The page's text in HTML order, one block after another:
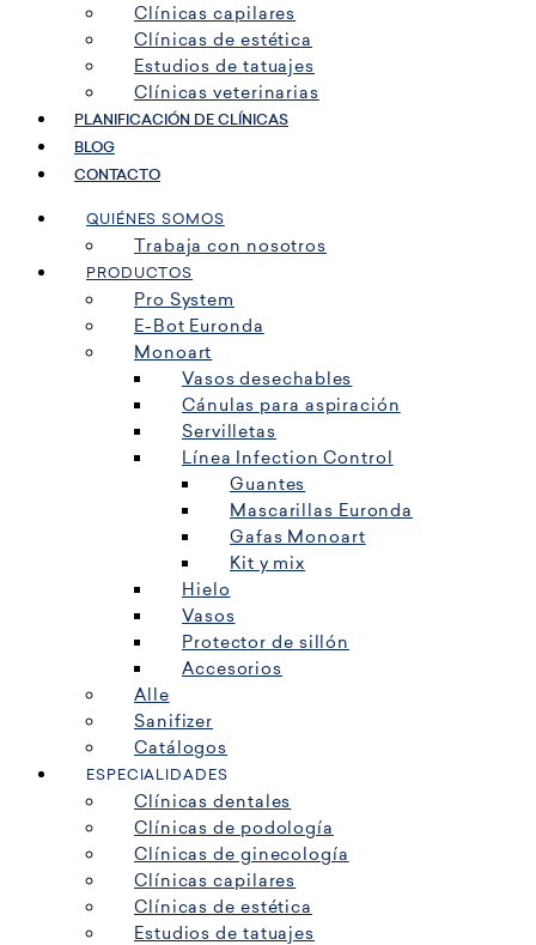
Clínicas capilares
Clínicas de estética
Estudios de tatuajes
Clínicas veterinarias
PLANIFICACIÓN DE CLÍNICAS
BLOG
CONTACTO
QUIÉNES SOMOS
Trabaja con nosotros
PRODUCTOS
Pro System
E-Bot Euronda
Monoart
Vasos desechables
Cánulas para aspiración
Servilletas
Línea Infection Control
Guantes
Mascarillas Euronda
Gafas Monoart
Kit y mix
Hielo
Vasos
Protector de sillón
Accesorios
Alle
Sanifizer
Catálogos
ESPECIALIDADES
Clínicas dentales
Clínicas de podología
Clínicas de ginecología
Clínicas capilares
Clínicas de estética
Estudios de tatuajes